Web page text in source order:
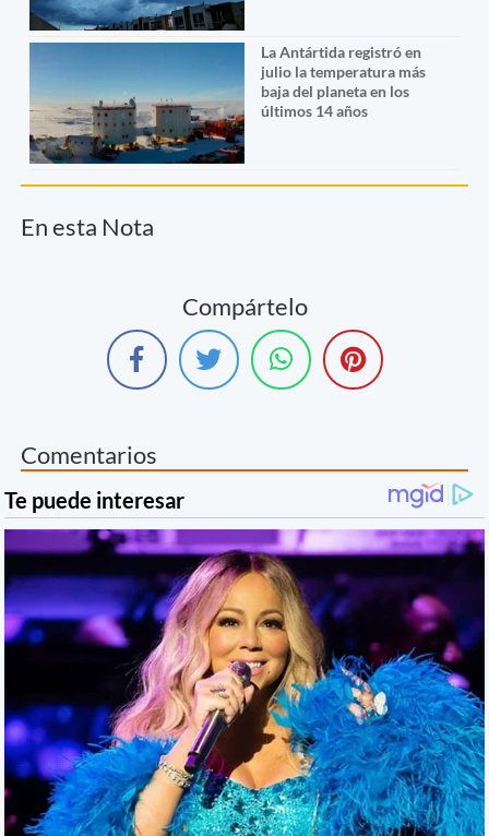
La Antártida registró en
julio la temperatura más
baja del planeta en los
últimos 14 años
En esta Nota
Compártelo
Comentarios